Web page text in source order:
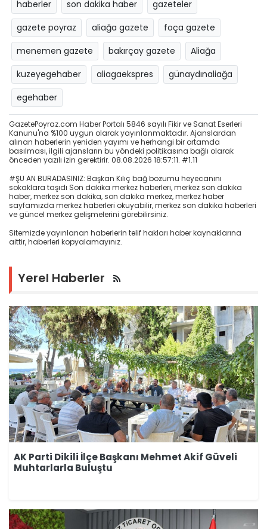
haberler
son dakika haber
gazeteler
gazete poyraz
aliağa gazete
foça gazete
menemen gazete
bakırçay gazete
Aliağa
kuzeyegehaber
aliagaekspres
günaydınaliağa
egehaber
GazetePoyraz.com Haber Portalı 5846 sayılı Fikir ve Sanat Eserleri
Kanunu'na %100 uygun olarak yayınlanmaktadır. Ajanslardan
alınan haberlerin yeniden yayımı ve herhangi bir ortamda
basılması, ilgili ajansların bu yöndeki politikasına bağlı olarak
önceden yazılı izin gerektirir. 08.08.2026 18:57:11. #1.11
#ŞU AN BURADASINIZ: Başkan Kılıç bağ bozumu heyecanını
sokaklara taşıdı Son dakika merkez haberleri, merkez son dakika
haber, merkez son dakika, son dakika merkez, merkez haber
sayfamızda merkez haberleri okuyabilir, merkez son dakika haberleri
ve güncel merkez gelişmelerini görebilirsiniz.
Sitemizde yayınlanan haberlerin telif hakları haber kaynaklarına
aittir, haberleri kopyalamayınız.
Yerel Haberler
AK Parti Dikili İlçe Başkanı Mehmet Akif Güveli
Muhtarlarla Buluştu